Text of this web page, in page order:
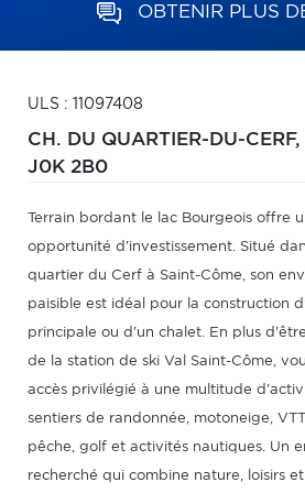
OBTENIR PLUS
ULS : 11097408
CH. DU QUARTIER-DU-CERF,
J0K 2B0
Terrain bordant le lac Bourgeois offre
opportunité d'investissement. Situé
quartier du Cerf à Saint-Côme, son
paisible est idéal pour la construction
principale ou d'un chalet. En plus
de la station de ski Val Saint-Côme,
accès privilégié à une multitude
sentiers de randonnée, motoneige,
pêche, golf et activités nautiques. Un
recherché qui combine nature, loisirs